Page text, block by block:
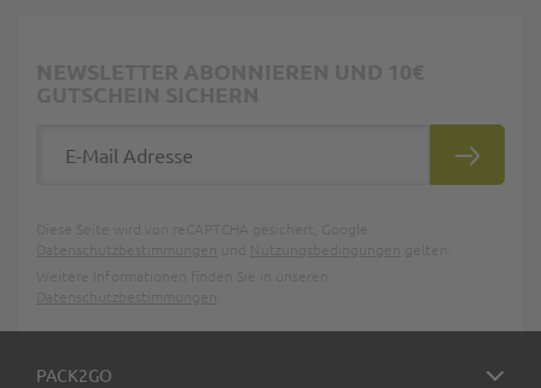
PACK2GO